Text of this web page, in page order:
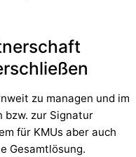
zu managen und im
bzw. zur Signatur
für KMUs aber auch
Gesamtlösung.